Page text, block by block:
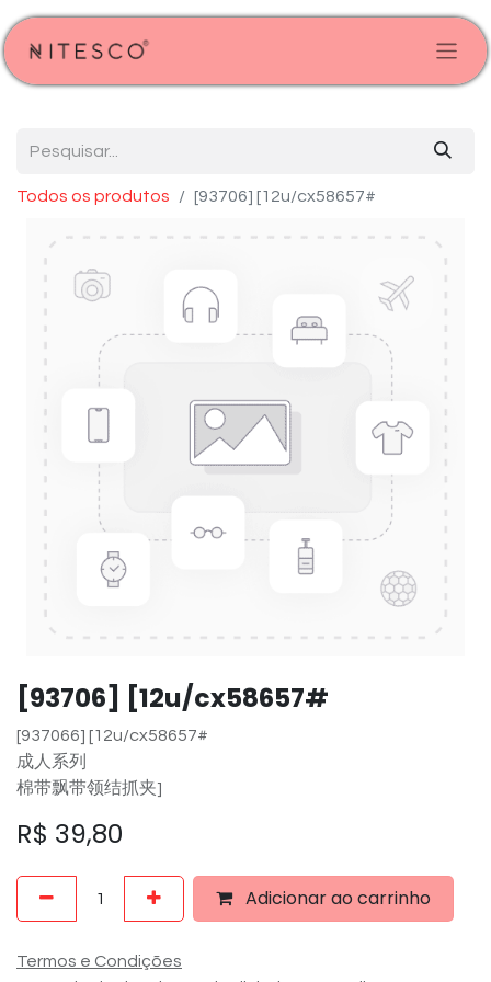
Todos os produtos [93706] [12u/cx58657#
[93706] [12u/cx58657#
[937066] [12u/cx58657#
成人系列
棉带飘带领结抓夹]
R$ 39,80
Adicionar ao carrinho
Termos e Condições